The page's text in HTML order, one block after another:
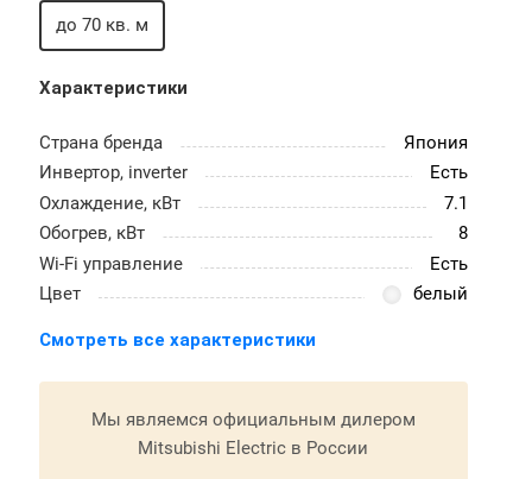
до 70 кв. м
Характеристики
Страна бренда
Япония
Инвертор, inverter
Есть
Охлаждение, кВт
7.1
Обогрев, кВт
8
Wi-Fi управление
Есть
Цвет
белый
Смотреть все характеристики
Мы являемся официальным дилером
Mitsubishi Electric в России